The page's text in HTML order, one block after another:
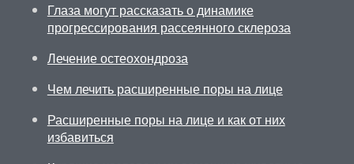
Глаза могут рассказать о динамике
прогрессирования рассеянного склероза
Лечение остеохондроза
Чем лечить расширенные поры на лице
Расширенные поры на лице и как от них
избавиться